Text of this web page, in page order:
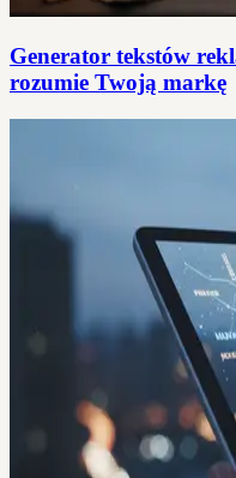
Generator tekstów
rozumie Twoją markę